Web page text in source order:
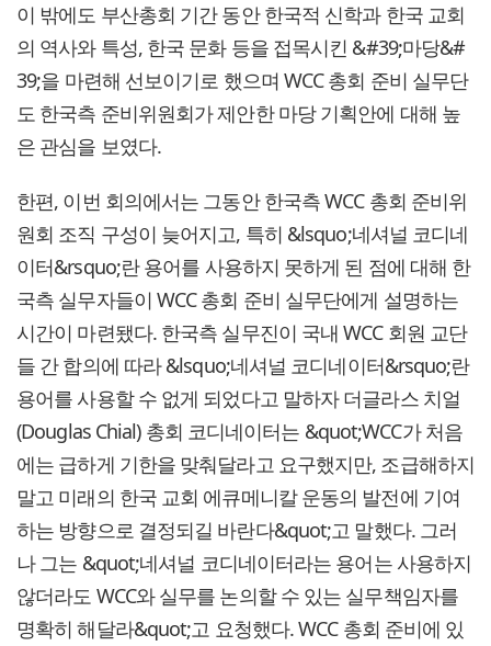
이 밖에도 부산총회 기간 동안 한국적 신학과 한국 교회
의 역사와 특성, 한국 문화 등을 접목시킨 &#39;마당&#
39;을 마련해 선보이기로 했으며 WCC 총회 준비 실무단
도 한국측 준비위원회가 제안한 마당 기획안에 대해 높
은 관심을 보였다.
한편, 이번 회의에서는 그동안 한국측 WCC 총회 준비위
원회 조직 구성이 늦어지고, 특히 &lsquo;네셔널 코디네
이터&rsquo;란 용어를 사용하지 못하게 된 점에 대해 한
국측 실무자들이 WCC 총회 준비 실무단에게 설명하는
시간이 마련됐다. 한국측 실무진이 국내 WCC 회원 교단
들 간 합의에 따라 &lsquo;네셔널 코디네이터&rsquo;란
용어를 사용할 수 없게 되었다고 말하자 더글라스 치얼
(Douglas Chial) 총회 코디네이터는 &quot;WCC가 처음
에는 급하게 기한을 맞춰달라고 요구했지만, 조급해하지
말고 미래의 한국 교회 에큐메니칼 운동의 발전에 기여
하는 방향으로 결정되길 바란다&quot;고 말했다. 그러
나 그는 &quot;네셔널 코디네이터라는 용어는 사용하지
않더라도 WCC와 실무를 논의할 수 있는 실무책임자를
명확히 해달라&quot;고 요청했다. WCC 총회 준비에 있